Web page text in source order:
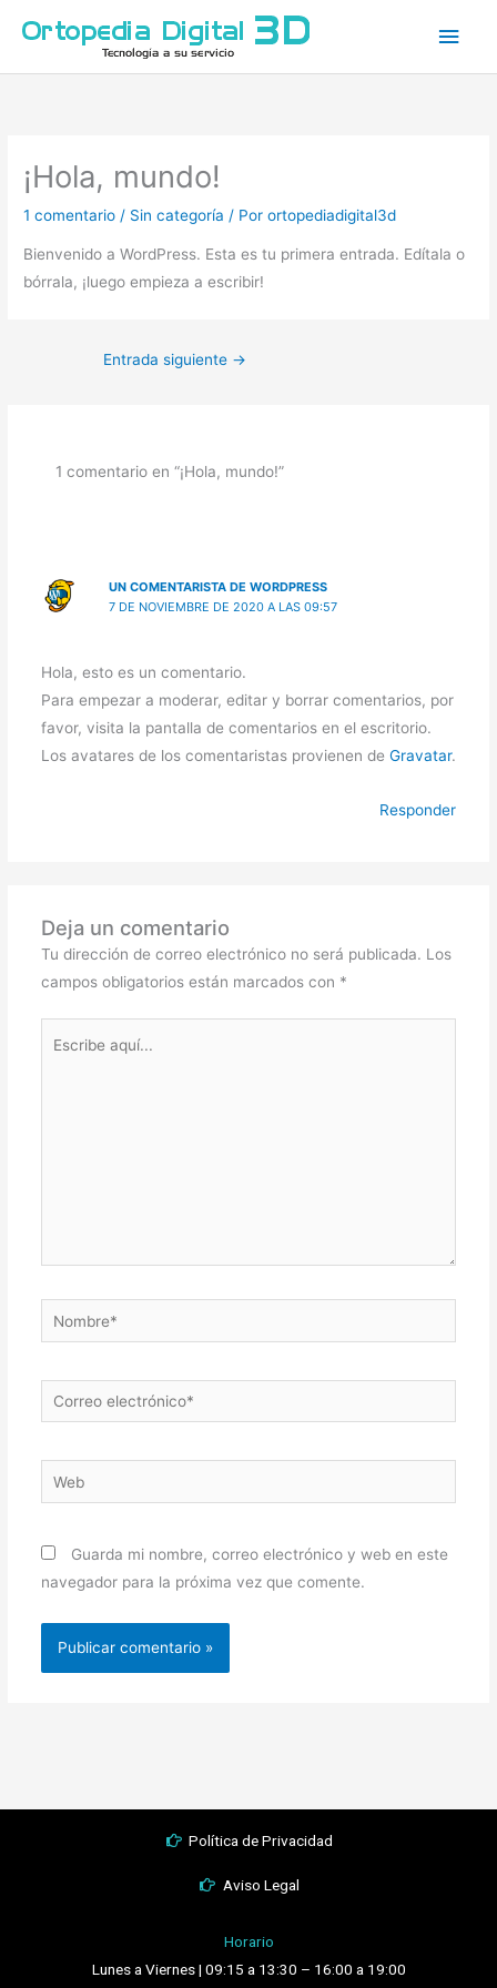
¡Hola, mundo!
1 comentario / Sin categoría / Porortopediadigital3d
Bienvenido a WordPress. Esta es tu primera entrada. Edítala o
bórrala, ¡luego empieza a escribir!
Entrada siguiente →
1 comentario en “¡Hola, mundo!”
UN COMENTARISTA DE WORDPRESS
7 DE NOVIEMBRE DE 2020 A LAS 09:57
Hola, esto es un comentario.
Para empezar a moderar, editar y borrar comentarios, por
favor, visita la pantalla de comentarios en el escritorio.
Los avatares de los comentaristas provienen de Gravatar.
Responder
Deja un comentario
Tu dirección de correo electrónico no será publicada. Los
campos obligatorios están marcados con *
Nombre*
Correo
electrónico*
Web
Guarda mi nombre, correo electrónico y web en este
navegador para la próxima vez que comente.
Política de Privacidad
Aviso Legal
Horario
Lunes a Viernes | 09:15 a 13:30 – 16:00 a 19:00